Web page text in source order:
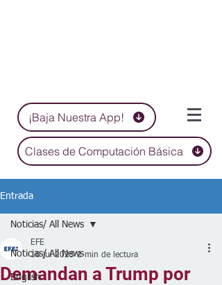
¡Baja Nuestra App!
Clases de Computación Básica
Entrada
Noticias/ All News
English
Noticias/ All News
Demandan a Trump por
EFE
16 jul 2025 2 min de lectura